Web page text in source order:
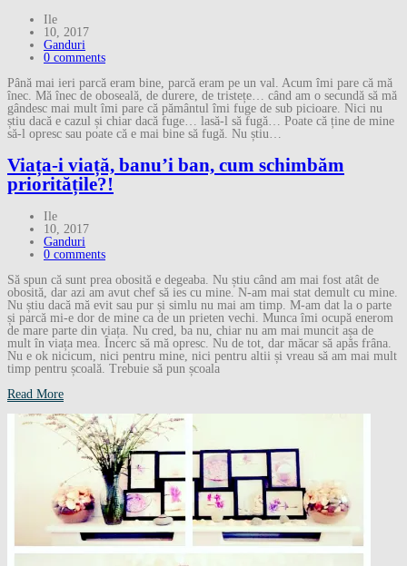
Ile
10, 2017
Ganduri
0 comments
Până mai ieri parcă eram bine, parcă eram pe un val. Acum îmi pare că mă
înec. Mă înec de oboseală, de durere, de tristețe… când am o secundă să mă
gândesc mai mult îmi pare că pământul îmi fuge de sub picioare. Nici nu
știu dacă e cazul și chiar dacă fuge… lasă-l să fugă… Poate că ține de mine
să-l opresc sau poate că e mai bine să fugă. Nu știu…
Viața-i viață, banu’i ban, cum schimbăm
prioritățile?!
Ile
10, 2017
Ganduri
0 comments
Să spun că sunt prea obosită e degeaba. Nu știu când am mai fost atât de
obosită, dar azi am avut chef să ies cu mine. N-am mai stat demult cu mine.
Nu știu dacă mă evit sau pur și simlu nu mai am timp. M-am dat la o parte
și parcă mi-e dor de mine ca de un prieten vechi. Munca îmi ocupă enerom
de mare parte din viața. Nu cred, ba nu, chiar nu am mai muncit așa de
mult în viața mea. Încerc să mă opresc. Nu de tot, dar măcar să apăs frâna.
Nu e ok nicicum, nici pentru mine, nici pentru altii și vreau să am mai mult
timp pentru școală. Trebuie să pun școala
Read More